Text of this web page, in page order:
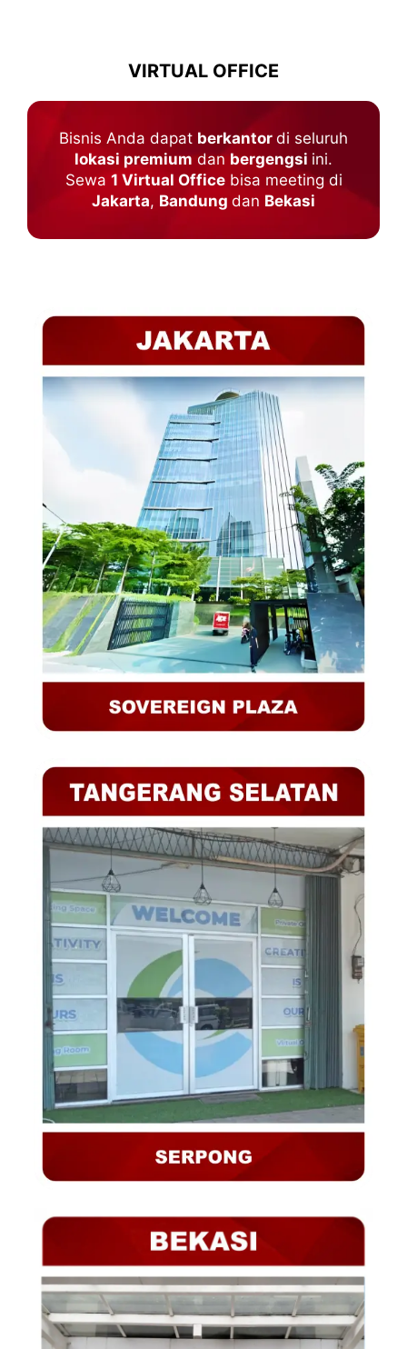
VIRTUAL OFFICE
Bisnis Anda dapat berkantor di seluruh
lokasi premium dan bergengsi ini.
Sewa 1 Virtual Officebisa meeting di
Jakarta, Bandung dan Bekasi